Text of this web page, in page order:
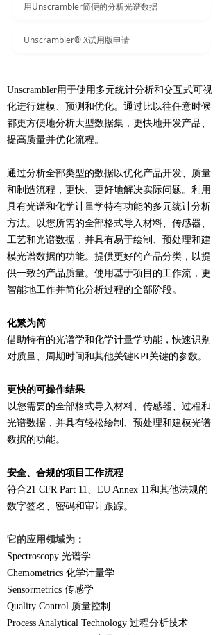
用Unscrambler简便的分析光谱数据
Unscrambler® X试用版申请
Unscrambler用于使用多元统计分析和交互式可视
化进行建模、预测和优化。通过比以往任意时候
都更方便地分析大型数据集，更快地开发产品、
提高质量并优化流程。
通过分析全部类型的数据以优化产品开发、质量
和制造流程，更快、更好地解决实际问题。利用
具有光谱和化学计量学特有功能的多元统计分析
方法。以您所需的全部格式导入材料、传感器、
工艺和光谱数据，并具有易于绘制、预处理和建
模光谱数据的功能。提供更好的产品分类，以提
供一致的产品质量。使用基于项目的工作流，更
智能地工作并简化分析过程的全部阶段。
化繁为简
借助特有的光谱学和化学计量学功能，快速识别
对质量、周期时间和其他关键KPI关键的参数。
更快的可操作结果
以您需要的全部格式导入材料、传感器、过程和
光谱数据，并具有轻松绘制、预处理和建模光谱
数据的功能。
安全、合规的项目工作流程
符合21 CFR Part 11、EU Annex 11和其他法规的
数字签名、密码和审计跟踪。
它的应用领域为：
Spectroscopy 光谱学
Chemometrics 化学计量学
Sensormetrics 传感学
Quality Control 质量控制
Process Analytical Technology 过程分析技术